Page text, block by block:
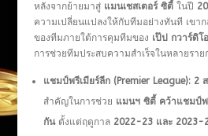
หลังจากย้ายมาสู่ แมนเชสเตอร์ ซิตี้ในปี
ความเปลี่ยนแปลงให้กับทีมอย่างทันที เขาก
ของทีมภายใต้การคุมทีมของ เป๊ป กวาร์ดิโ
การช่วยทีมประสบความสำเร็จในหลายราย
แชมป์พรีเมียร์ลีก ( Premier League): 2
สำคัญในการช่วย แมนฯ ซิตี้ คว้าแชมป์พ
กันตั้งแต่ฤดูกาล 2022-23 และ 2023-